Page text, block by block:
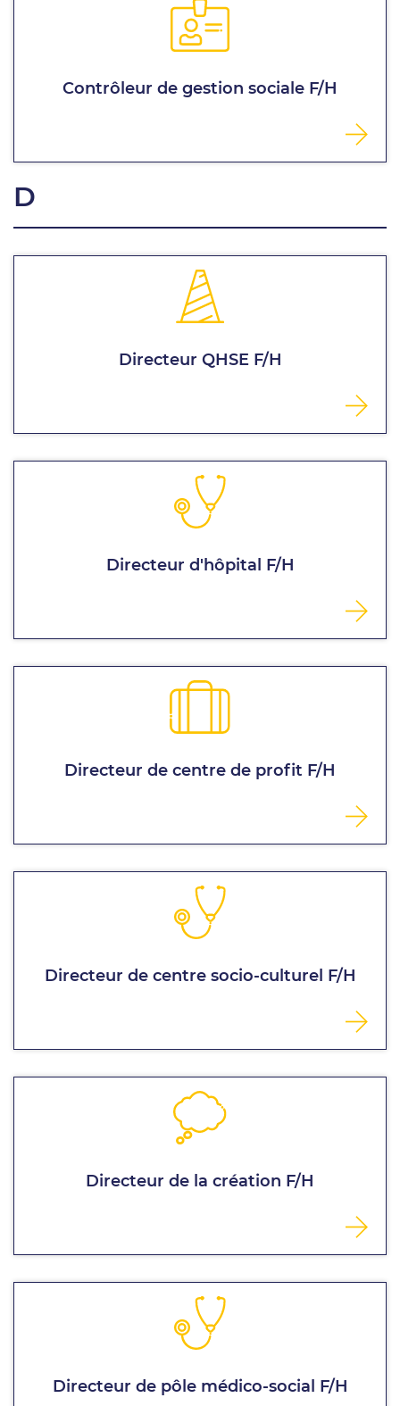
Contrôleur de gestion sociale F/H
D
Directeur QHSE F/H
Directeur d'hôpital F/H
Directeur de centre de profit F/H
Directeur de centre socio-culturel F/H
Directeur de la création F/H
Directeur de pôle médico-social F/H